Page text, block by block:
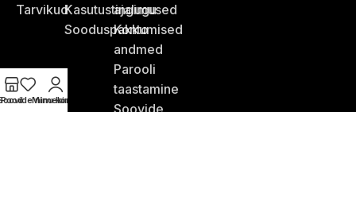
TarvikudKasutustingimused
Sooduspakkumised
ajalugu
Konto
andmed
Parooli
taastamine
Soovide
Pood nimekiri
Minu konto